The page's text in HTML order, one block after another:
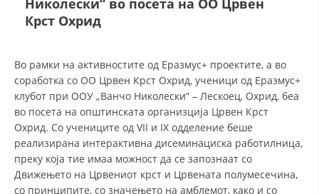
ЧЛЕНСТВО ВО ПРОФЕСИОНАЛНИ ТЕЛА
ЗАКОН ЗА ЦКРМ
СТАТУТ НА ЦКРМ
ОРГАНИЗАЦИЈА И РАЗВОЈ
Крст Охрид
Во рамки на активностите од Еразмус+ проектите, а во
соработка со ОО Црвен Крст Охрид, ученици од Еразмус+
клубот при ООУ „Ванчо Николески“ – Лескоец, Охрид, беа
во посета на општинската организција Црвен Крст
Охрид. Со учениците од VII и IX одделение беше
реализирана интерактивна дисеминациска работилница,
преку која тие имаа можност да се запознаат со
Движењето на Црвениот крст и Црвената полумесечина,
со принципите, со значењето на амблемот, како и со